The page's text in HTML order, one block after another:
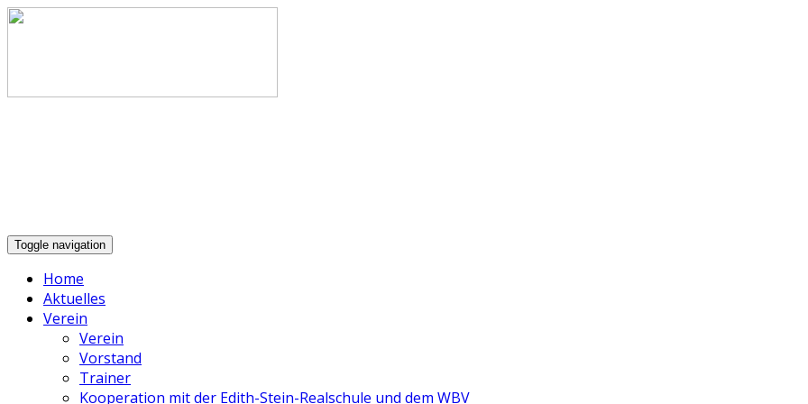
Toggle navigation
Home
Aktuelles
Verein
Verein
Vorstand
Trainer
Kooperation mit der Edith-Stein-Realschule und dem WBV